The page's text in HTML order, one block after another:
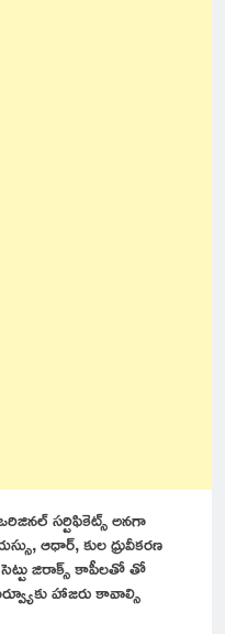
సర్టిఫికెట్స్ అనగా
ఆధార్, కుల ధ్రువీకరణ
జిరాక్స్ కాపీలతో తో
హాజరు కావాల్సి